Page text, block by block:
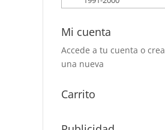
Mi cuenta
Accede a tu cuenta o crea
una nueva
Carrito